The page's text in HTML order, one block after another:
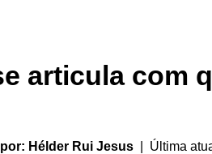
articula com
Hélder Rui Jesus | Última